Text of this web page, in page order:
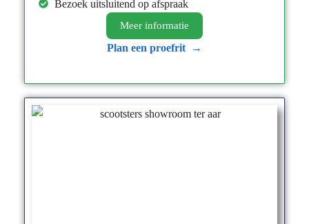
Bezoek uitsluitend op afspraak
Meer informatie​
Plan een proefrit →